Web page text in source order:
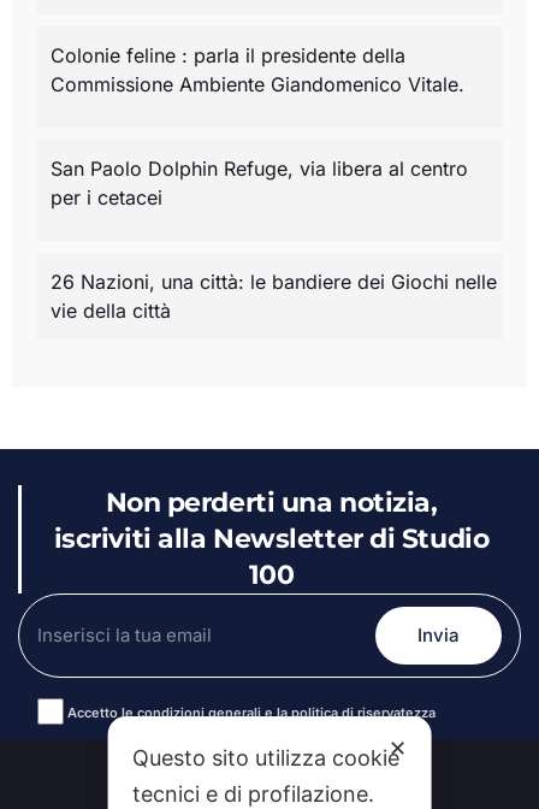
Colonie feline : parla il presidente della
Commissione Ambiente Giandomenico Vitale.
San Paolo Dolphin Refuge, via libera al centro
per i cetacei
26 Nazioni, una città: le bandiere dei Giochi nelle
vie della città
Non perderti una notizia,
iscriviti alla Newsletter di Studio
100
Accetto le condizioni generali e la politica di riservatezza
Alternative: ✕
Questo sito utilizza cookie
tecnici e di profilazione.